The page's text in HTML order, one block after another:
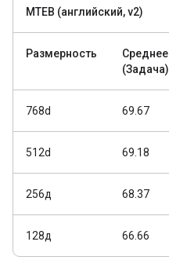
MTEB (английский, v2)
Размерность
Среднее
(Задача)
768d 69.67
512d 69.18
256д 68.37
128д 66.66